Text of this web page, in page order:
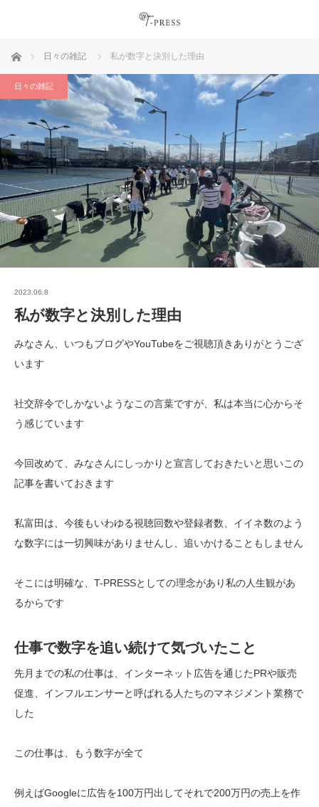
ホーム 日々の雑記 私が数字と決別した理由
日々の雑記
2023.06.8
私が数字と決別した理由
みなさん、いつもブログやYouTubeをご視聴頂きありがとうござ
います
社交辞令でしかないようなこの言葉ですが、私は本当に心からそ
う感じています
今回改めて、みなさんにしっかりと宣言しておきたいと思いこの
記事を書いておきます
私富田は、今後もいわゆる視聴回数や登録者数、イイネ数のよう
な数字には一切興味がありませんし、追いかけることもしません
そこには明確な、T-PRESSとしての理念があり私の人生観があ
るからです
仕事で数字を追い続けて気づいたこと
先月までの私の仕事は、インターネット広告を通じたPRや販売
促進、インフルエンサーと呼ばれる人たちのマネジメント業務で
した
この仕事は、もう数字が全て
例えばGoogleに広告を100万円出してそれで200万円の売上を作